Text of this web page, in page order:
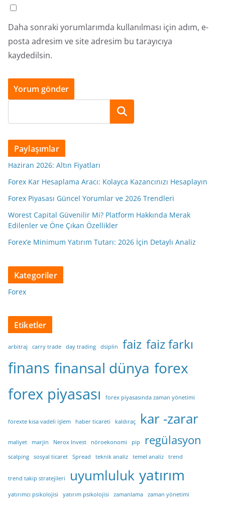
Daha sonraki yorumlarımda kullanılması için adım, e-
posta adresim ve site adresim bu tarayıcıya
kaydedilsin.
Ara
Paylaşımlar
Haziran 2026: Altın Fiyatları
Forex Kar Hesaplama Aracı: Kolayca Kazancınızı Hesaplayın
Forex Piyasası Güncel Yorumlar ve 2026 Trendleri
Worest Capital Güvenilir Mi? Platform Hakkında Merak
Edilenler ve Öne Çıkan Özellikler
Forex’e Minimum Yatırım Tutarı: 2026 İçin Detaylı Analiz
Kategoriler
Forex
Etiketler
arbitraj carry trade day trading dsiplin faiz faiz farkı
finans finansal dünya forex
forex piyasası forex piyasasında zaman yönetimi
forexte kısa vadeli işlem haber ticareti kaldıraç kar -zarar
maliyet marjin Nerox Invest nöroekonomi pip regülasyon
scalping sosyal ticaret Spread teknik analiz temel analiz trend
trend takip stratejileri uyumluluk yatırım
yatırımcı psikolojisi yatırım psikolojisi zamanlama zaman yönetimi